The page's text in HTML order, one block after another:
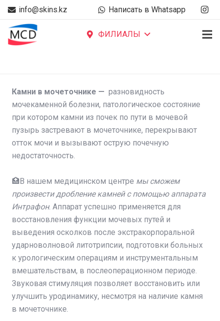
info@skins.kz Написать в Whatsapp
ФИЛИАЛЫ
Камни в мочеточнике — разновидность
мочекаменной болезни, патологическое состояние
при котором камни из почек по пути в мочевой
пузырь застревают в мочеточнике, перекрывают
отток мочи и вызывают острую почечную
недостаточность.
🏥В нашем медицинском центре мы сможем
произвести дробление камней с помощью аппарата
Интрафон. Аппарат успешно применяется для
восстановления функции мочевых путей и
выведения осколков после экстракорпоральной
ударноволновой литотрипсии, подготовки больных
к урологическим операциям и инструментальным
вмешательствам, в послеоперационном периоде.
Звуковая стимуляция позволяет восстановить или
улучшить уродинамику, несмотря на наличие камня
в мочеточнике.